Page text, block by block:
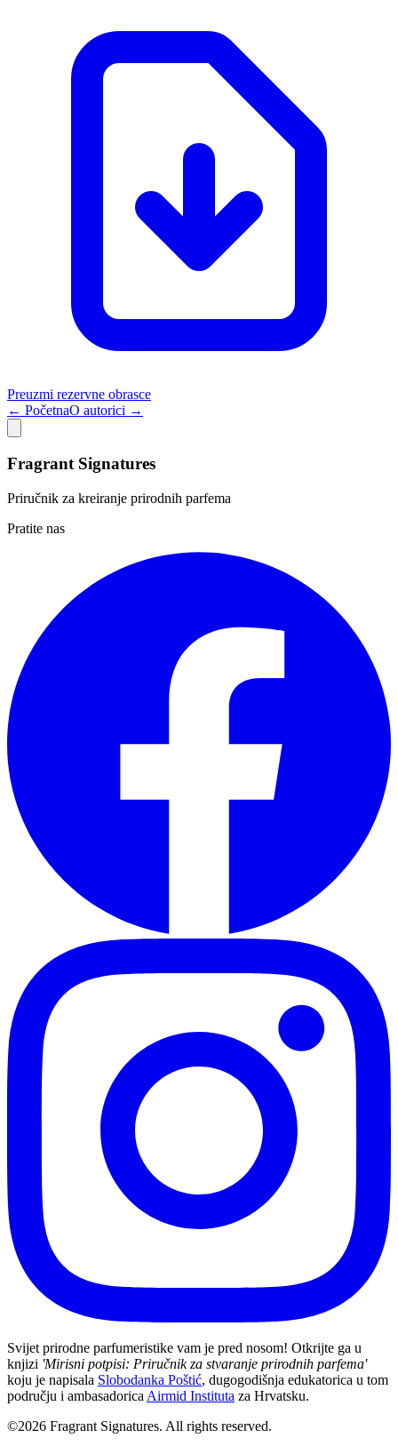
Preuzmi rezervne obrasce
← PočetnaO autorici →
Fragrant Signatures
Priručnik za kreiranje prirodnih parfema
Pratite nas
Svijet prirodne parfumeristike vam je pred nosom! Otkrijte ga u
knjizi 'Mirisni potpisi: Priručnik za stvaranje prirodnih parfema'
koju je napisala Slobodanka Poštić, dugogodišnja edukatorica u tom
području i ambasadorica Airmid Instituta za Hrvatsku.
©2026 Fragrant Signatures. All rights reserved.